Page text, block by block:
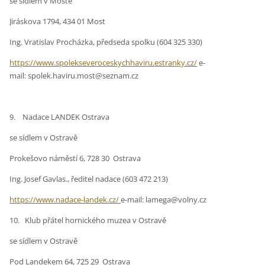
Jiráskova 1794, 434 01 Most
Ing. Vratislav Procházka, předseda spolku (604 325 330)
https://www.spolekseveroceskychhaviru.estranky.cz/e-
mail: spolek.haviru.most@seznam.cz
9. Nadace LANDEK Ostrava
se sídlem v Ostravě
Prokešovo náměstí 6, 728 30 Ostrava
Ing. Josef Gavlas., ředitel nadace (603 472 213)
https://www.nadace-landek.cz/e-mail: lamega@volny.cz
10. Klub přátel hornického muzea v Ostravě
se sídlem v Ostravě
Pod Landekem 64, 725 29 Ostrava